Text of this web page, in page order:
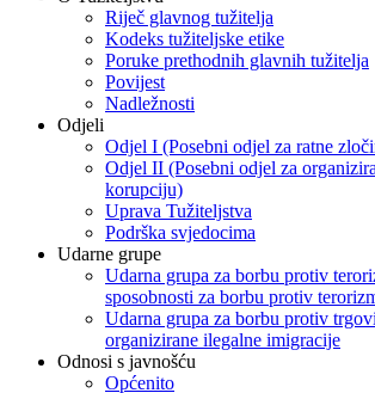
Riječ glavnog tužitelja
Kodeks tužiteljske etike
Poruke prethodnih glavnih tužitelja
Povijest
Nadležnosti
Odjeli
Odjel I (Posebni odjel za ratne
Odjel II (Posebni odjel za
korupciju)
Uprava Tužiteljstva
Podrška svjedocima
Udarne grupe
Udarna grupa za borbu protiv
sposobnosti za borbu protiv
Udarna grupa za borbu protiv
organizirane ilegalne imigracije
Odnosi s javnošću
Općenito